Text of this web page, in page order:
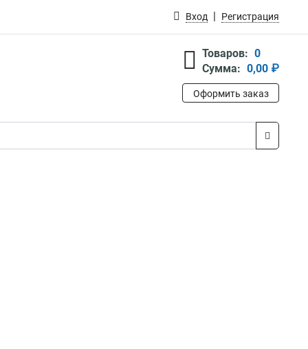
Вход Регистрация
Товаров: 0
Сумма: 0,00 ₽
Оформить заказ